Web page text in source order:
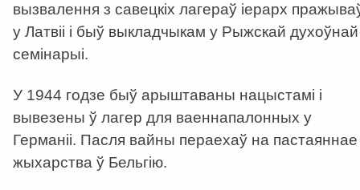
вызвалення з савецкіх лагераў іерарх
у Латвіі і быў выкладчыкам у Рыжскай духоўнай
семінарыі.
У 1944 годзе быў арыштаваны нацыстамі і
вывезены ў лагер для ваеннапалонных у
Германіі. Пасля вайны пераехаў на пастаяннае
жыхарства ў Бельгію.